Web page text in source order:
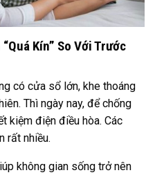
Kín” So Với Trước
có cửa sổ lớn, khe thoáng
Thì ngày nay, để chống
kiệm điện điều hòa. Các
rất nhiều.
không gian sống trở nên